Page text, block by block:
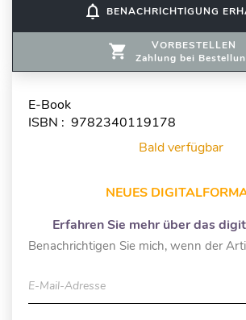
notifications_none BENACHRICHTIGUNG
VORBESTELLEN
Zahlung bei
E-Book
ISBN : 9782340119178
Bald verfügbar
NEUES
Erfahren Sie mehr über das
Benachrichtigen Sie mich, wenn der
E-Mail-Adresse